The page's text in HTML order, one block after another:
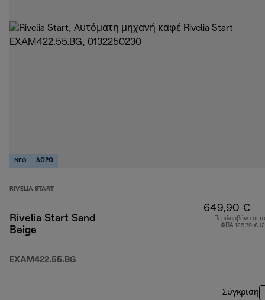
NEO ΔΩΡΟ
RIVELIA START
Rivelia Start Sand
Beige
EXAM422.55.BG
649,90 €
Περιλαμβάνεται
ΦΠΑ 125,79 €
Σύγκριση